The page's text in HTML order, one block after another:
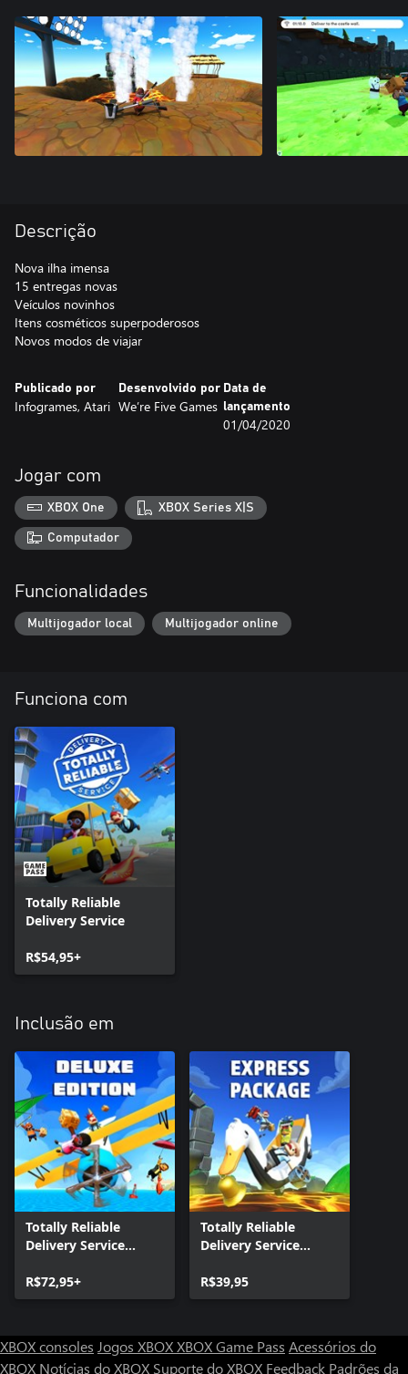
Descrição
Nova ilha imensa
15 entregas novas
Veículos novinhos
Itens cosméticos superpoderosos
Novos modos de viajar
Publicado por
Infogrames, Atari
Desenvolvido por
We’re Five Games
Data de
lançamento
01/04/2020
Jogar com
XBOX One XBOX Series X|S
Computador
Funcionalidades
Multijogador local Multijogador online
Funciona com
Totally Reliable
Delivery Service
R$54,95+
Inclusão em
Totally Reliable
Delivery Service
R$72,95+
Totally Reliable
Delivery Service
R$39,95
XBOX consoles Jogos XBOXXBOX Game Pass Acessórios do
XBOX Notícias do XBOX Suporte do XBOX Feedback Padrões da